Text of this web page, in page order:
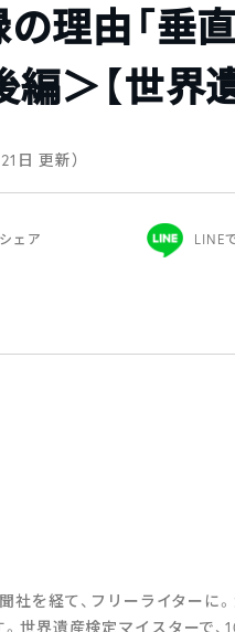
理由「垂
＞【世界
日 更新）
シェア LINE
社を経て、フリーライターに
世界遺産検定マイスターで